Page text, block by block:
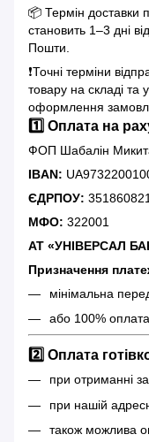
📦 Термін доставки
становить 1–3 дні
Пошти.
❗️Точні терміни
товару на складі
оформлення
1️⃣ Оплата на
ФОП Шабалін
IBAN:
ЄДРПОУ:
МФО: 322001
АТ «УНІВЕРСАЛ
Призначення
мінімальна
або 100%
2️⃣ Оплата
при отриманні
при нашій
також можлива